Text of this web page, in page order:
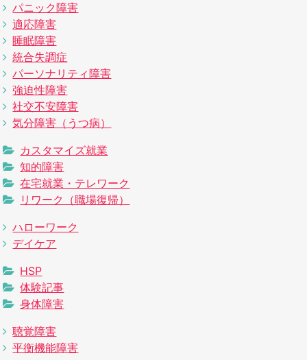
パニック障害
適応障害
睡眠障害
統合失調症
パーソナリティ障害
強迫性障害
社交不安障害
気分障害（うつ病）
カスタマイズ就業
知的障害
在宅就業・テレワーク
リワーク（職場復帰）
ハローワーク
デイケア
HSP
体験記事
身体障害
聴覚障害
平衡機能障害